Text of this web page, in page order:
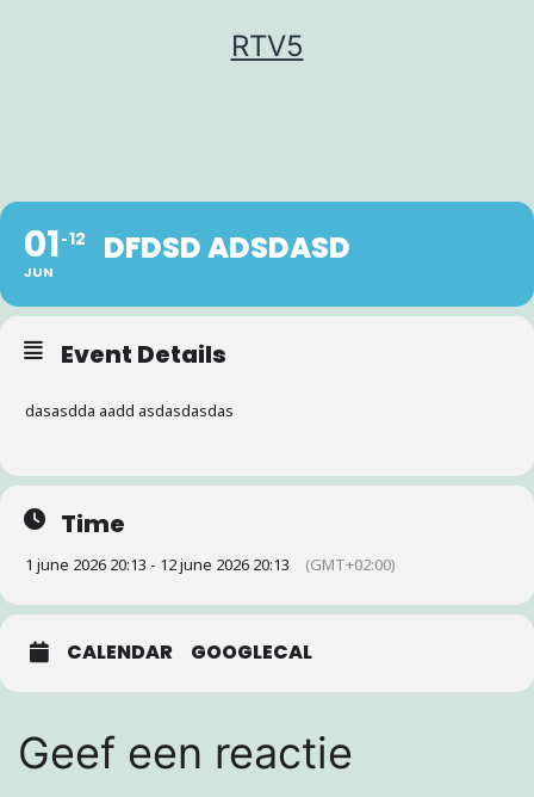
RTV5
01
JUN
12 DFDSD ADSDASD
Event Details
dasasdda aadd asdasdasdas
Time
1 june 2026 20:13 - 12 june 2026 20:13 (GMT+02:00)
CALENDAR GOOGLECAL
Geef een reactie